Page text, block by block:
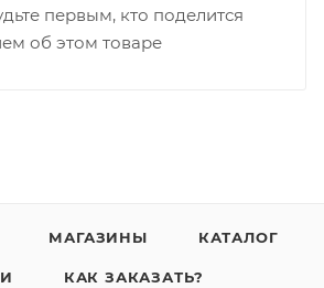
первым, кто поделится
об этом товаре
МАГАЗИНЫ КАТАЛОГ
КАК ЗАКАЗАТЬ?